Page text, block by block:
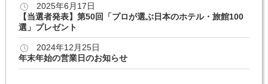
2025年6月17日
【当選者発表】第50回「プロが選ぶ日本のホテル・旅館100
選」プレゼント
2024年12月25日
年末年始の営業日のお知らせ